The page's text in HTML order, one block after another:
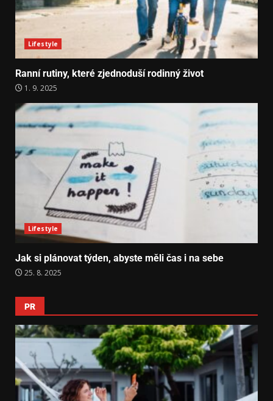
Lifestyle
Ranní rutiny, které zjednoduší rodinný život
1. 9. 2025
Lifestyle
Jak si plánovat týden, abyste měli čas i na sebe
25. 8. 2025
PR